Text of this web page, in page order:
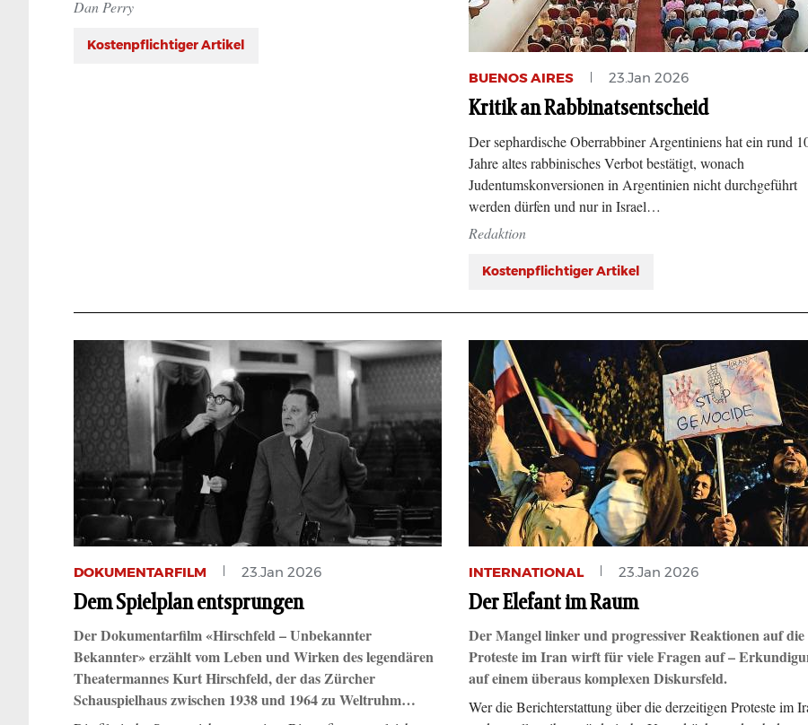
Dan Perry
Kostenpflichtiger Artikel
BUENOS AIRES 23.Jan 2026
Kritik an Rabbinatsentscheid
Der sephardische Oberrabbiner Argentiniens hat ein rund
Jahre altes rabbinisches Verbot bestätigt, wonach
Judentumskonversionen in Argentinien nicht durchgeführt
werden dürfen und nur in Israel…
Redaktion
Kostenpflichtiger Artikel
DOKUMENTARFILM 23.Jan 2026
Dem Spielplan entsprungen
Der Dokumentarfilm «Hirschfeld – Unbekannter
Bekannter» erzählt vom Leben und Wirken des legendären
Theatermannes Kurt Hirschfeld, der das Zürcher
Schauspielhaus zwischen 1938 und 1964 zu Weltruhm…
INTERNATIONAL 23.Jan 2026
Der Elefant im Raum
Der Mangel linker und progressiver Reaktionen auf die
Proteste im Iran wirft für viele Fragen auf –
auf einem überaus komplexen Diskursfeld.
Wer die Berichterstattung über die derzeitigen Proteste im